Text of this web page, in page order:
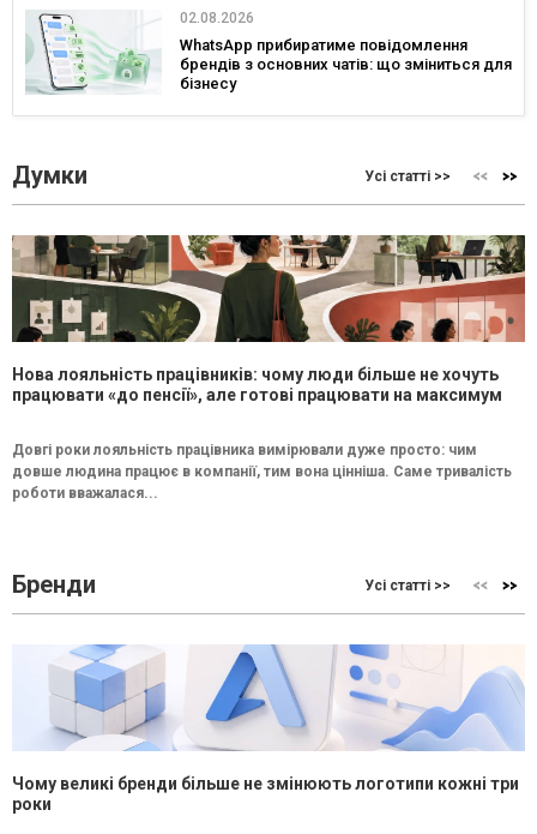
02.08.2026
WhatsApp прибиратиме повідомлення
брендів з основних чатів: що зміниться для
бізнесу
Думки Усі статті >>
Нова лояльність працівників: чому люди більше не хочуть
працювати «до пенсії», але готові працювати на максимум
Довгі роки лояльність працівника вимірювали дуже просто: чим
довше людина працює в компанії, тим вона цінніша. Саме тривалість
роботи вважалася...
Бренди Усі статті >>
Чому великі бренди більше не змінюють логотипи кожні три
роки